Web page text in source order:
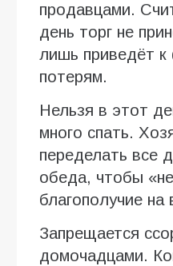
продавцами.
день торг не
лишь приведёт
потерям.
Нельзя в этот
много спать.
переделать все
обеда, чтобы
благополучие на
Запрещается
домочадцами.